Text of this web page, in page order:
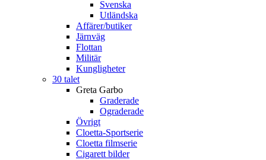
Svenska
Utländska
Affärer/butiker
Järnväg
Flottan
Militär
Kungligheter
30 talet
Greta Garbo
Graderade
Ograderade
Övrigt
Cloetta-Sportserie
Cloetta filmserie
Cigarett bilder